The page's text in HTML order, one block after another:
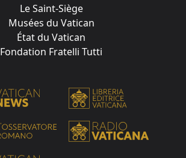
Le Saint-Siège
Musées du Vatican
État du Vatican
Fondation Fratelli Tutti